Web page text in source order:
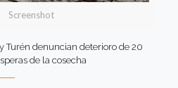
Screenshot
Turén denuncian deterioro de 20
de la cosecha